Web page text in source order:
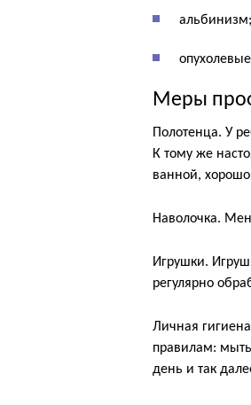
альбинизм;
Меры
Полотенца. У
К тому же
ванной,
Наволочка.
Игрушки.
регулярно
Личная
правилам: мыть
день и так